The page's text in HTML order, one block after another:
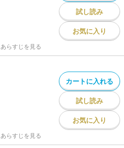
試し読み
お気に入り
あらすじを見る
カートに入れる
試し読み
お気に入り
あらすじを見る